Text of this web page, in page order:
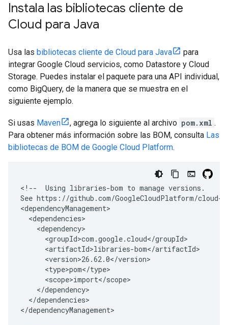
Instala las bibliotecas cliente de
Cloud para Java
Usa las bibliotecas cliente de Cloud para Java
para
integrar Google Cloud servicios, como Datastore y Cloud
Storage. Puedes instalar el paquete para una API individual,
como BigQuery, de la manera que se muestra en el
siguiente ejemplo.
Si usas Maven , agrega lo siguiente al archivo pom.xml .
Para obtener más información sobre las BOM, consulta Las
bibliotecas de BOM de Google Cloud Platform.
<!--  Using libraries-bom to manage versions.
See https://github.com/GoogleCloudPlatform/cloud-
<dependencyManagement>
  <dependencies>
    <dependency>
      <groupId>com.google.cloud</groupId>
      <artifactId>libraries-bom</artifactId>
      <version>26.62.0</version>
      <type>pom</type>
      <scope>import</scope>
    </dependency>
  </dependencies>
</dependencyManagement>